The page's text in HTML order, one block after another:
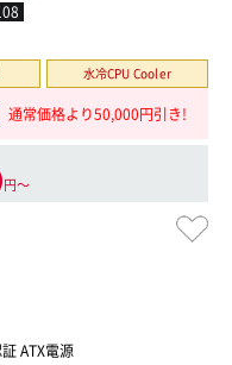
水冷CPU Cooler
通常価格より50,000円引き!
円〜
ATX電源